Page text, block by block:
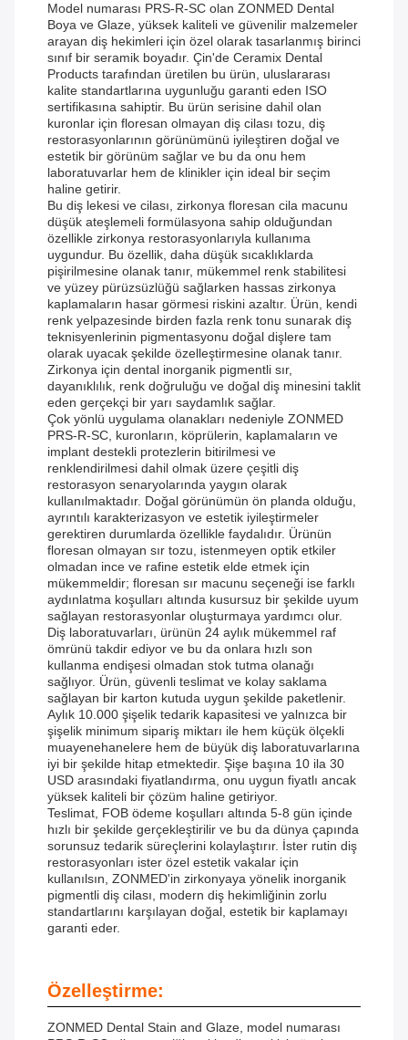
Model numarası PRS-R-SC olan ZONMED Dental
Boya ve Glaze, yüksek kaliteli ve güvenilir malzemeler
arayan diş hekimleri için özel olarak tasarlanmış birinci
sınıf bir seramik boyadır. Çin'de Ceramix Dental
Products tarafından üretilen bu ürün, uluslararası
kalite standartlarına uygunluğu garanti eden ISO
sertifikasına sahiptir. Bu ürün serisine dahil olan
kuronlar için floresan olmayan diş cilası tozu, diş
restorasyonlarının görünümünü iyileştiren doğal ve
estetik bir görünüm sağlar ve bu da onu hem
laboratuvarlar hem de klinikler için ideal bir seçim
haline getirir.
Bu diş lekesi ve cilası, zirkonya floresan cila macunu
düşük ateşlemeli formülasyona sahip olduğundan
özellikle zirkonya restorasyonlarıyla kullanıma
uygundur. Bu özellik, daha düşük sıcaklıklarda
pişirilmesine olanak tanır, mükemmel renk stabilitesi
ve yüzey pürüzsüzlüğü sağlarken hassas zirkonya
kaplamaların hasar görmesi riskini azaltır. Ürün, kendi
renk yelpazesinde birden fazla renk tonu sunarak diş
teknisyenlerinin pigmentasyonu doğal dişlere tam
olarak uyacak şekilde özelleştirmesine olanak tanır.
Zirkonya için dental inorganik pigmentli sır,
dayanıklılık, renk doğruluğu ve doğal diş minesini taklit
eden gerçekçi bir yarı saydamlık sağlar.
Çok yönlü uygulama olanakları nedeniyle ZONMED
PRS-R-SC, kuronların, köprülerin, kaplamaların ve
implant destekli protezlerin bitirilmesi ve
renklendirilmesi dahil olmak üzere çeşitli diş
restorasyon senaryolarında yaygın olarak
kullanılmaktadır. Doğal görünümün ön planda olduğu,
ayrıntılı karakterizasyon ve estetik iyileştirmeler
gerektiren durumlarda özellikle faydalıdır. Ürünün
floresan olmayan sır tozu, istenmeyen optik etkiler
olmadan ince ve rafine estetik elde etmek için
mükemmeldir; floresan sır macunu seçeneği ise farklı
aydınlatma koşulları altında kusursuz bir şekilde uyum
sağlayan restorasyonlar oluşturmaya yardımcı olur.
Diş laboratuvarları, ürünün 24 aylık mükemmel raf
ömrünü takdir ediyor ve bu da onlara hızlı son
kullanma endişesi olmadan stok tutma olanağı
sağlıyor. Ürün, güvenli teslimat ve kolay saklama
sağlayan bir karton kutuda uygun şekilde paketlenir.
Aylık 10.000 şişelik tedarik kapasitesi ve yalnızca bir
şişelik minimum sipariş miktarı ile hem küçük ölçekli
muayenehanelere hem de büyük diş laboratuvarlarına
iyi bir şekilde hitap etmektedir. Şişe başına 10 ila 30
USD arasındaki fiyatlandırma, onu uygun fiyatlı ancak
yüksek kaliteli bir çözüm haline getiriyor.
Teslimat, FOB ödeme koşulları altında 5-8 gün içinde
hızlı bir şekilde gerçekleştirilir ve bu da dünya çapında
sorunsuz tedarik süreçlerini kolaylaştırır. İster rutin diş
restorasyonları ister özel estetik vakalar için
kullanılsın, ZONMED'in zirkonyaya yönelik inorganik
pigmentli diş cilası, modern diş hekimliğinin zorlu
standartlarını karşılayan doğal, estetik bir kaplamayı
garanti eder.
Özelleştirme:
ZONMED Dental Stain and Glaze, model numarası